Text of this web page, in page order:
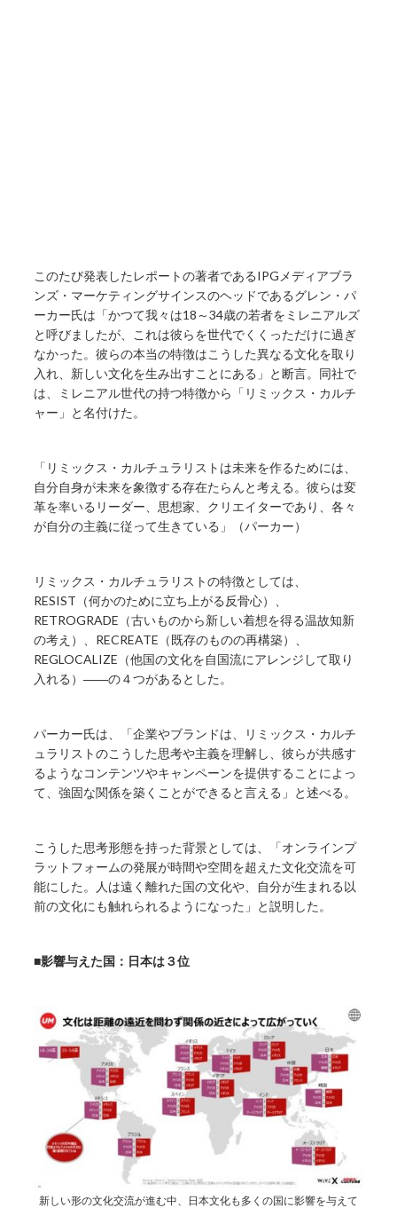
このたび発表したレポートの著者であるIPGメディアブラ
ンズ・マーケティングサインスのヘッドであるグレン・パ
ーカー氏は「かつて我々は18～34歳の若者をミレニアルズ
と呼びましたが、これは彼らを世代でくくっただけに過ぎ
なかった。彼らの本当の特徴はこうした異なる文化を取り
入れ、新しい文化を生み出すことにある」と断言。同社で
は、ミレニアル世代の持つ特徴から「リミックス・カルチ
ャー」と名付けた。
「リミックス・カルチュラリストは未来を作るためには、
自分自身が未来を象徴する存在たらんと考える。彼らは変
革を率いるリーダー、思想家、クリエイターであり、各々
が自分の主義に従って生きている」（パーカー）
リミックス・カルチュラリストの特徴としては、
RESIST（何かのために立ち上がる反骨心）、
RETROGRADE（古いものから新しい着想を得る温故知新
の考え）、RECREATE（既存のものの再構築）、
REGLOCALIZE（他国の文化を自国流にアレンジして取り
入れる）――の４つがあるとした。
パーカー氏は、「企業やブランドは、リミックス・カルチ
ュラリストのこうした思考や主義を理解し、彼らが共感す
るようなコンテンツやキャンペーンを提供することによっ
て、強固な関係を築くことができると言える」と述べる。
こうした思考形態を持った背景としては、「オンラインプ
ラットフォームの発展が時間や空間を超えた文化交流を可
能にした。人は遠く離れた国の文化や、自分が生まれる以
前の文化にも触れられるようになった」と説明した。
■影響与えた国：日本は３位
新しい形の文化交流が進む中、日本文化も多くの国に影響を与えて